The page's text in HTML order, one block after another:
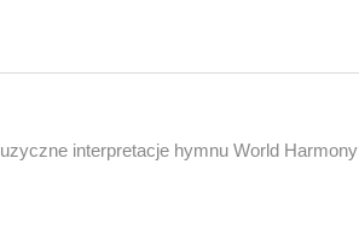
interpretacje hymnu World Harmony